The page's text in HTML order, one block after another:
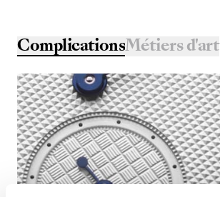
ComplicationsMétiers d'art